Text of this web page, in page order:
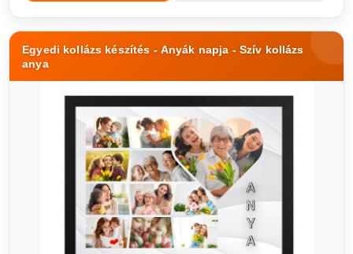
Egyedi kollázs készítés - Anyák napja - Szív kollázs
anya